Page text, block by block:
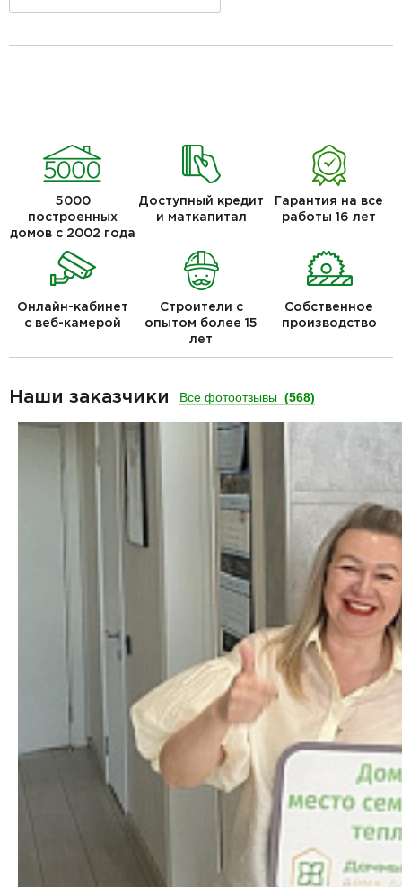
5000
построенных
домов с 2002 года
Доступный кредит
и маткапитал
Гарантия на все
работы 16 лет
Онлайн-кабинет
с веб-камерой
Строители с
опытом более 15
лет
Собственное
производство
Наши заказчики Все фотоотзывы (568)